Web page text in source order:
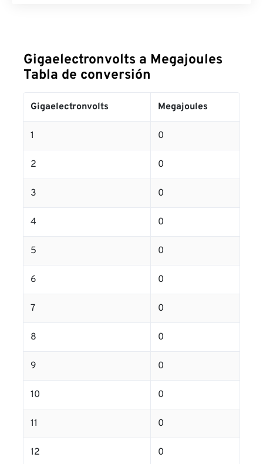
Gigaelectronvolts a Megajoules
Tabla de conversión
Gigaelectronvolts Megajoules
1 0
2 0
3 0
4 0
5 0
6 0
7 0
8 0
9 0
10 0
11 0
12 0